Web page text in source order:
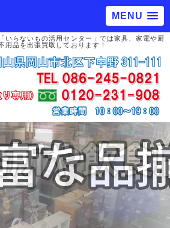
MENU
いらないもの活用センター」では家具、家電や厨
用品を出張買取しております！